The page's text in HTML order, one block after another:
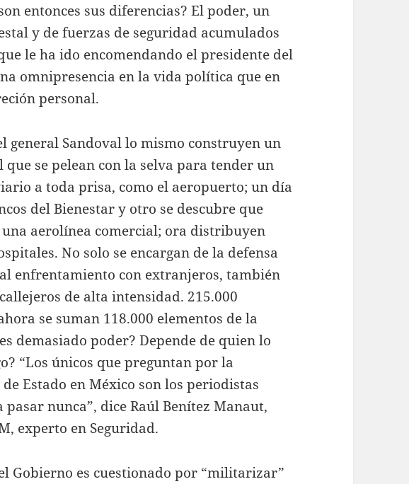
entonces sus diferencias? El poder, un
y de fuerzas de seguridad acumulados
le ha ido encomendando el presidente del
omnipresencia en la vida política que en
personal.
general Sandoval lo mismo construyen un
se pelean con la selva para tender un
a toda prisa, como el aeropuerto; un día
del Bienestar y otro se descubre que
aerolínea comercial; ora distribuyen
No solo se encargan de la defensa
enfrentamiento con extranjeros, también
de alta intensidad. 215.000
se suman 118.000 elementos de la
demasiado poder? Depende de quien lo
“Los únicos que preguntan por la
Estado en México son los periodistas
pasar nunca”, dice Raúl Benítez Manaut,
experto en Seguridad.
Gobierno es cuestionado por “militarizar”